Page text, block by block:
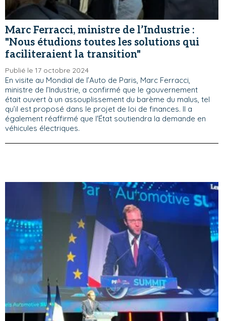
Marc Ferracci, ministre de l’Industrie :
"Nous étudions toutes les solutions qui
faciliteraient la transition"
Publié le 17 octobre 2024
En visite au Mondial de l’Auto de Paris, Marc Ferracci,
ministre de l’Industrie, a confirmé que le gouvernement
était ouvert à un assouplissement du barème du malus, tel
qu’il est proposé dans le projet de loi de finances. Il a
également réaffirmé que l'État soutiendra la demande en
véhicules électriques.